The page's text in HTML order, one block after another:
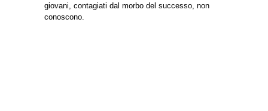
giovani, contagiati dal morbo del successo, non
conoscono.